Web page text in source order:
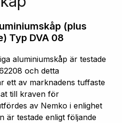
(plus
Typ DVA 08
aluminiumskåp är testade
och detta
ett av marknadens tuffaste
till kraven för
av Nemko i enlighet
är testade enligt följande